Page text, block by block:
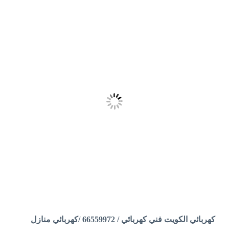
كهربائي الكويت فني كهربائي / 66559972 /كهربائي منازل